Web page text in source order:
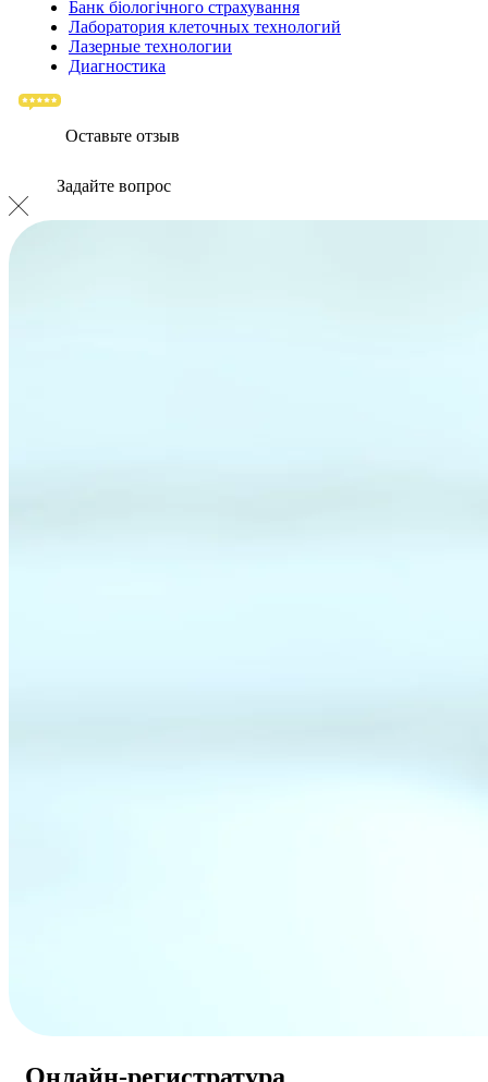
Банк бiологiчного страхування
Лаборатория клеточных технологий
Лазерные технологии
Диагностика
Оставьте отзыв
Задайте вопрос